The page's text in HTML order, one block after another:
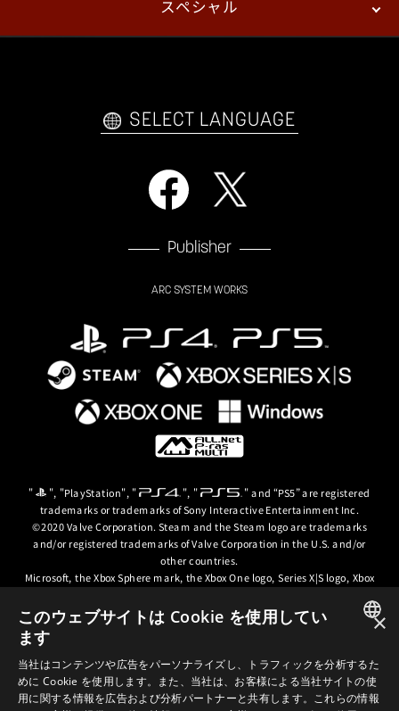
プレイヤーズ
スペシャル
自己紹介カードメーカー アーケード
SELECT LANGUAGE
Publisher
ARC SYSTEM WORKS
" ", "PlayStation", " ", " " and “PS5” are registered
trademarks or trademarks of Sony Interactive Entertainment Inc.
©2020 Valve Corporation. Steam and the Steam logo are trademarks
and/or registered trademarks of Valve Corporation in the U.S. and/or
other countries.
Microsoft, the Xbox Sphere mark, the Xbox One logo, Series X|S logo, Xbox
trademarks of the Microsoft group of companies.
© ARC SYSTEM WORKS / © 2024 CD PROJEKT S.A. All rights reserved. CD
PROJEKT, the CD PROJEKT logo, Cyberpunk, Cyberpunk 2077, the
Cyberpunk 2077 logo and Cyberpunk: Edgerunners are trademarks and/or
registered trademarks of CD PROJEKT S.A. in the US and/or other
ENGLISH
×
このウェブサイトは Cookie を使用してい
ます
当社はコンテンツや広告をパーソナライズし、トラフィックを分析するた
めに Cookie を使用します。また、当社は、お客様による当社サイトの使
用に関する情報を広告および分析パートナーと共有します。これらの情報